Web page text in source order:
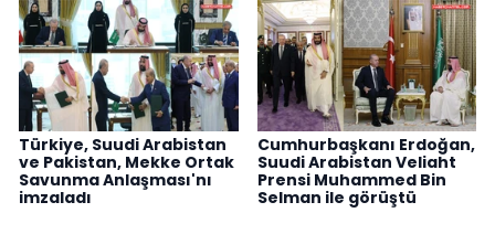
Türkiye, Suudi Arabistan
ve Pakistan, Mekke Ortak
Savunma Anlaşması'nı
imzaladı
Cumhurbaşkanı Erdoğan,
Suudi Arabistan Veliaht
Prensi Muhammed Bin
Selman ile görüştü